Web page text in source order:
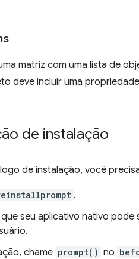
matriz com uma lista de
deve incluir uma
de instalação
de instalação, você
.
seu aplicativo nativo
chame prompt() no